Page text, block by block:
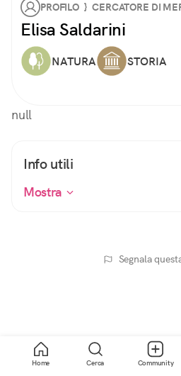
PROFILO } CERCATORE DI
Elisa Saldarini
NATURA STORIA
null
Info utili
Mostra
Segnala
Home Cerca Community